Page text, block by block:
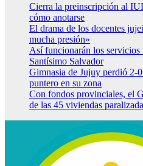
Cierra la preinscripción al
cómo anotarse
El drama de los docentes
mucha presión»
Así funcionarán los
Santísimo Salvador
Gimnasia de Jujuy perdió 2-
puntero en su zona
Con fondos provinciales, el
de las 45 viviendas